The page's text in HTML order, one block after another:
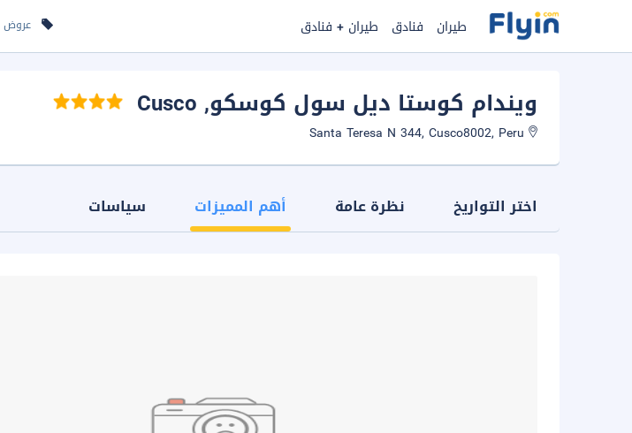
عروض طيران فنادق طيران + فنادق
ويندام كوستا ديل سول كوسكو, Cusco
اختر التواريخ نظرة عامة أهم المميزات سياسات